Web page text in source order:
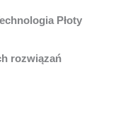
Płoty
rozwiązań